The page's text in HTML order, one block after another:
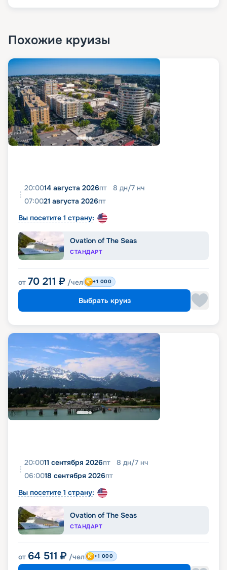
Похожие круизы
20:0014 августа 2026пт 8 дн/7 нч
07:0021 августа 2026пт
Вы посетите 1 страну:
Ovation of The Seas
СТАНДАРТ
от 70 211 ₽ /чел +1 000
Выбрать круиз
20:0011 сентября 2026пт 8 дн/7 нч
06:0018 сентября 2026пт
Вы посетите 1 страну:
Ovation of The Seas
СТАНДАРТ
от 64 511 ₽ /чел +1 000